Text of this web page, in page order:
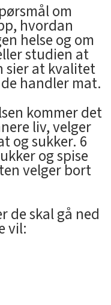
om
hvordan
helse og om
studien at
sier at kvalitet
handler mat.
kommer det
liv, velger
og sukker. 6
og spise
velger bort
de skal gå ned
vil: